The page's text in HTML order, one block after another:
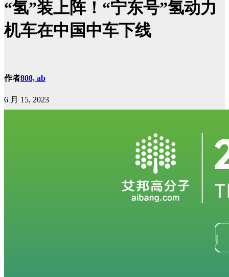
“氢”装上阵！“宁东号”氢动力
机车在中国中车下线
作者808, ab
6 月 15, 2023